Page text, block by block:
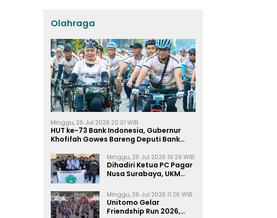
Olahraga
Minggu, 26 Jul 2026 20:01 WIB
HUT ke-73 Bank Indonesia, Gubernur
Khofifah Gowes Bareng Deputi Bank
Minggu, 26 Jul 2026 19:29 WIB
Dihadiri Ketua PC Pagar
Nusa Surabaya, UKM
Sahkan Anggota Baru
Minggu, 26 Jul 2026 11:26 WIB
Unitomo Gelar
Friendship Run 2026,